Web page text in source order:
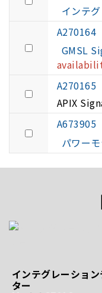
インテ
A270164
GMSL
A270165
APIX
A673905
パワー
インテグレーショ
ター